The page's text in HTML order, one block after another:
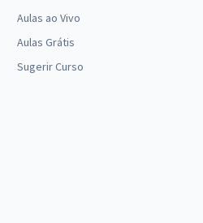
Aulas ao Vivo
Aulas Grátis
Sugerir Curso